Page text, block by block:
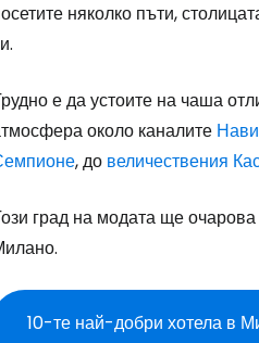
няколко пъти,
е да устоите на чаша
около каналите
, до величествения
град на модата ще
10-те най-добри хотела в
...